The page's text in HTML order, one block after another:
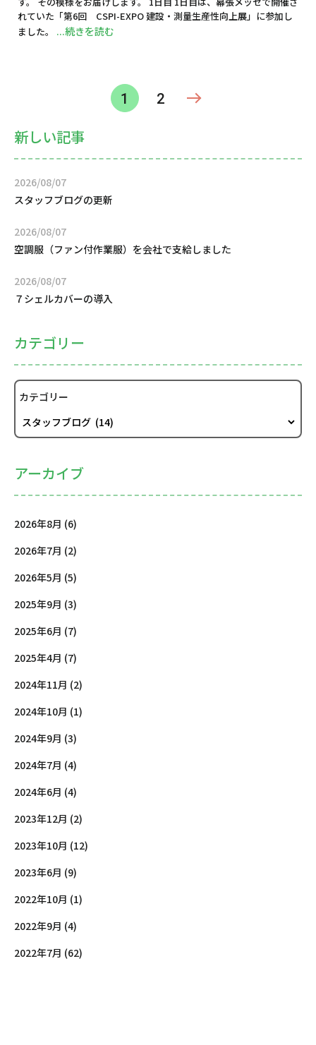
れていた「第6回 CSPI-EXPO 建設・測量生産性向上展」に参加し
ました。 ...続きを読む
ペ
ー
ジ
り
1 2
新しい記事
スタッフブログの更新
2026/08/07
空調服（ファン付作業服）を会社で支給しました
2026/08/07
７シェルカバーの導入
2026/08/07
カテゴリー
カテゴリー
アーカイブ
2026年8月 (6)
2026年7月 (2)
2026年5月 (5)
2025年9月 (3)
2025年6月 (7)
2025年4月 (7)
2024年11月 (2)
2024年10月 (1)
2024年9月 (3)
2024年7月 (4)
2024年6月 (4)
2023年12月 (2)
2023年10月 (12)
2023年6月 (9)
2022年10月 (1)
2022年9月 (4)
2022年7月 (62)